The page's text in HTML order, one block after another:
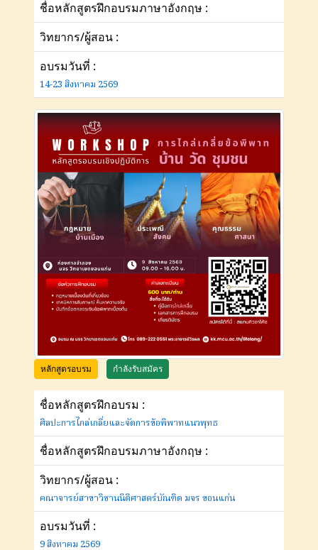
ชื่อหลักสูตรฝึกอบรมภาษาอังกฤษ :
วิทยากร/ผู้สอน :
อบรมวันที่ :
14-23 สิงหาคม 2569
หลักสูตรอบรม กำลังรับสมัคร
ชื่อหลักสูตรฝึกอบรม :
ศิลปะการไกล่เกลี่ยและจัดการข้อพิพาทแนวพุทธ
ชื่อหลักสูตรฝึกอบรมภาษาอังกฤษ :
วิทยากร/ผู้สอน :
คณาจารย์สาขาวิชานนิติศาสตร์บัณฑิต มจร ขอนแก่น
อบรมวันที่ :
9 สิงหาคม 2569